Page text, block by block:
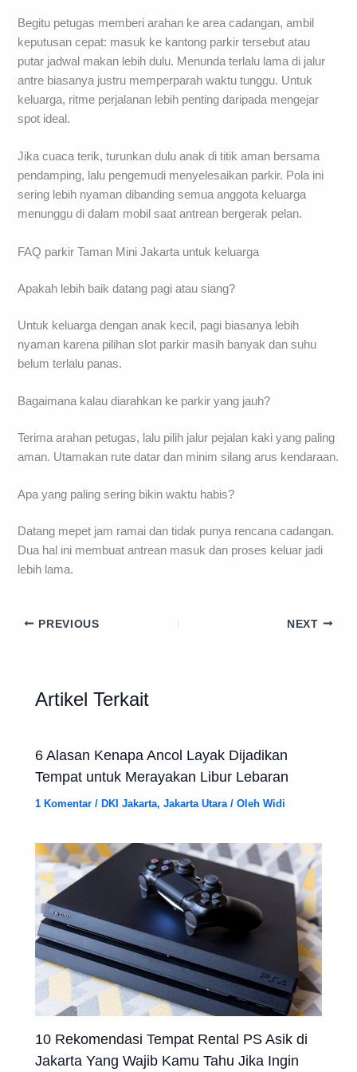
Begitu petugas memberi arahan ke area cadangan, ambil
keputusan cepat: masuk ke kantong parkir tersebut atau
putar jadwal makan lebih dulu. Menunda terlalu lama di jalur
antre biasanya justru memperparah waktu tunggu. Untuk
keluarga, ritme perjalanan lebih penting daripada mengejar
spot ideal.
Jika cuaca terik, turunkan dulu anak di titik aman bersama
pendamping, lalu pengemudi menyelesaikan parkir. Pola ini
sering lebih nyaman dibanding semua anggota keluarga
menunggu di dalam mobil saat antrean bergerak pelan.
FAQ parkir Taman Mini Jakarta untuk keluarga
Apakah lebih baik datang pagi atau siang?
Untuk keluarga dengan anak kecil, pagi biasanya lebih
nyaman karena pilihan slot parkir masih banyak dan suhu
belum terlalu panas.
Bagaimana kalau diarahkan ke parkir yang jauh?
Terima arahan petugas, lalu pilih jalur pejalan kaki yang paling
aman. Utamakan rute datar dan minim silang arus kendaraan.
Apa yang paling sering bikin waktu habis?
Datang mepet jam ramai dan tidak punya rencana cadangan.
Dua hal ini membuat antrean masuk dan proses keluar jadi
lebih lama.
PREVIOUS NEXT
Artikel Terkait
6 Alasan Kenapa Ancol Layak Dijadikan
Tempat untuk Merayakan Libur Lebaran
1 Komentar / DKI Jakarta,Jakarta Utara / OlehWidi
10 Rekomendasi Tempat Rental PS Asik di
Jakarta Yang Wajib Kamu Tahu Jika Ingin